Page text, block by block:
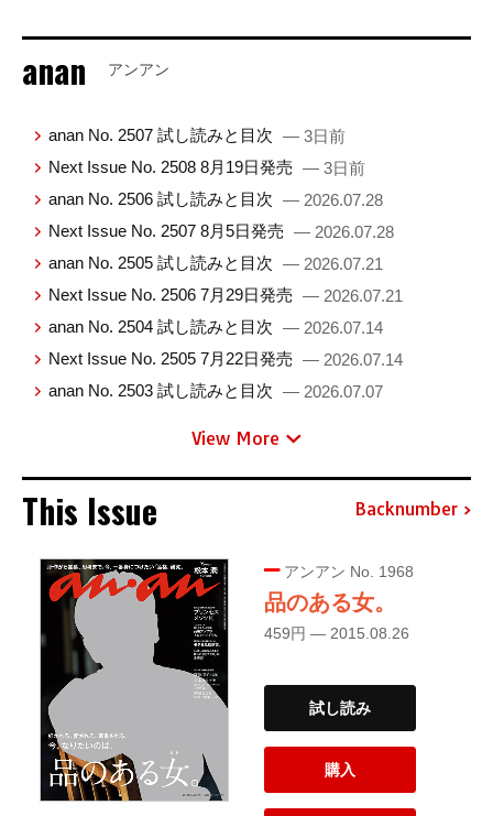
anan アンアン
anan No. 2507 試し読みと目次 — 3日前
Next Issue No. 2508 8月19日発売 — 3日前
anan No. 2506 試し読みと目次 — 2026.07.28
Next Issue No. 2507 8月5日発売 — 2026.07.28
anan No. 2505 試し読みと目次 — 2026.07.21
Next Issue No. 2506 7月29日発売 — 2026.07.21
anan No. 2504 試し読みと目次 — 2026.07.14
Next Issue No. 2505 7月22日発売 — 2026.07.14
anan No. 2503 試し読みと目次 — 2026.07.07
View More
This Issue Backnumber
アンアン No. 1968
品のある女。
459円 — 2015.08.26
試し読み
購入